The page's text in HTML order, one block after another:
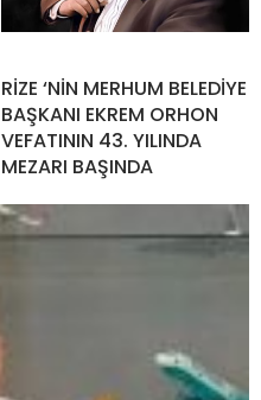
RİZE ‘NİN MERHUM BELEDİYE
BAŞKANI EKREM ORHON
VEFATININ 43. YILINDA
MEZARI BAŞINDA